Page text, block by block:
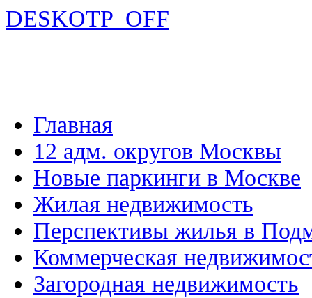
DESKOTP_OFF
Главная
12 адм. округов Москвы
Новые паркинги в Москве
Жилая недвижимость
Перспективы жилья в
Коммерческая
Загородная недвижимость